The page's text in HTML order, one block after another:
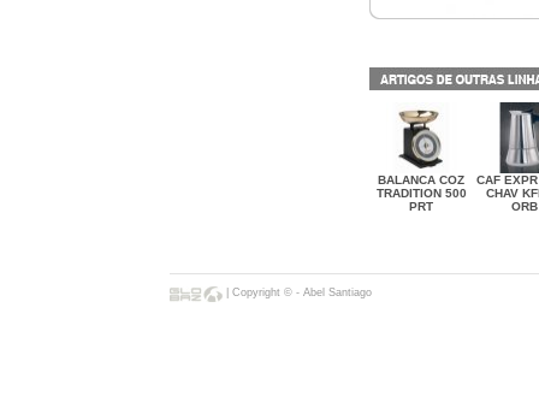
BALANCA COZ
TRADITION 500
PRT
CAF
CHAV
ORB
| Copyright © - Abel Santiago